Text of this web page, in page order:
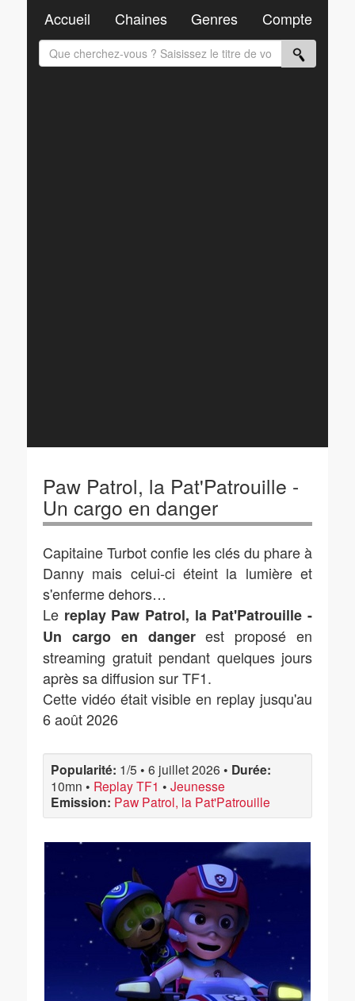
Paw Patrol, la Pat'Patrouille -
Un cargo en danger
Capitaine Turbot confie les clés du phare à
Danny mais celui-ci éteint la lumière et
s'enferme dehors…
Le replay Paw Patrol, la Pat'Patrouille -
Un cargo en dangerest proposé en
streaming gratuit pendant quelques jours
après sa diffusion sur TF1.
Cette vidéo était visible en replay jusqu'au
6 août 2026
Popularité: 1/5 • 6 juillet 2026 • Durée:
10mn • Replay TF1 • Jeunesse
Emission: Paw Patrol, la Pat'Patrouille
Accueil Chaines Genres Compte